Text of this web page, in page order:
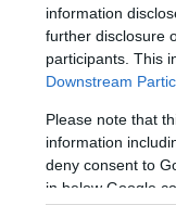
information
further disclosure
participants. This
Downstream
Please note that
information
deny consent to
in below Google